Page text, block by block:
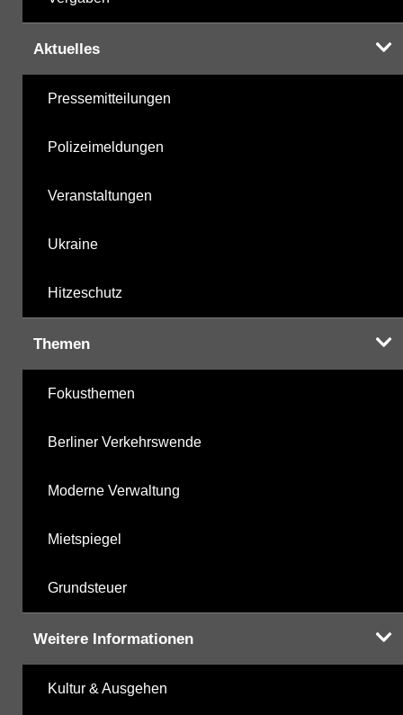
Aktuelles
Pressemitteilungen
Polizeimeldungen
Veranstaltungen
Ukraine
Hitzeschutz
Themen
Fokusthemen
Berliner Verkehrswende
Moderne Verwaltung
Mietspiegel
Grundsteuer
Weitere Informationen
Kultur & Ausgehen